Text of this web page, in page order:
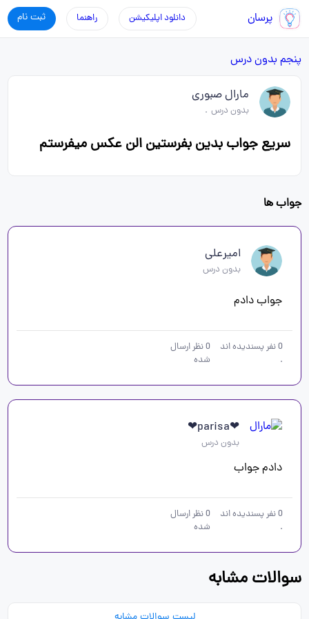
پرسان ثبت نام راهنما دانلود اپلیکیشن
پنجم بدون درس
مارال صبوری
بدون درس .
سریع جواب بدین بفرستین الن عکس میفرستم
جواب ها
امیرعلی
بدون درس
جواب دادم
0نفر پسندیده اند
.
0نظر ارسال
شده
❤parisa❤
بدون درس
دادم جواب
0نفر پسندیده اند
.
0نظر ارسال
شده
سوالات مشابه